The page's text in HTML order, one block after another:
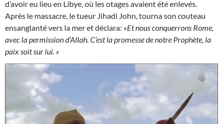
d’avoir eu lieu en Libye, où les otages avaient été enlevés.
Après le massacre, le tueur Jihadi John, tourna son couteau
ensanglanté vers la mer et déclara: «Et nous conquerrons Rome,
avec la permission d’Allah. C’est la promesse de notre Prophète, la
paix soit sur lui. »